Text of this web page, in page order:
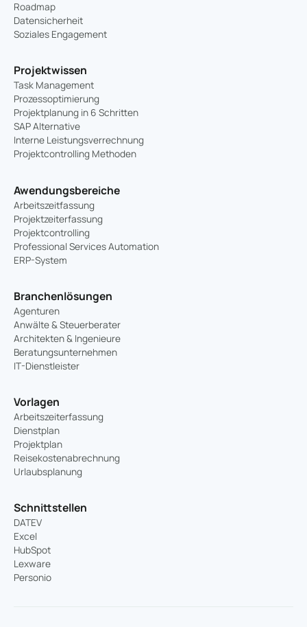
Roadmap
Datensicherheit
Soziales Engagement
Projektwissen
Task Management
Prozessoptimierung
Projektplanung in 6 Schritten
SAP Alternative
Interne Leistungsverrechnung
Projektcontrolling Methoden
Awendungsbereiche
Arbeitszeitfassung
Projektzeiterfassung
Projektcontrolling
Professional Services Automation
ERP-System
Branchenlösungen
Agenturen
Anwälte & Steuerberater
Architekten & Ingenieure
Beratungsunternehmen
IT-Dienstleister
Vorlagen
Arbeitszeiterfassung
Dienstplan
Projektplan
Reisekostenabrechnung
Urlaubsplanung
Schnittstellen
DATEV
Excel
HubSpot
Lexware
Personio